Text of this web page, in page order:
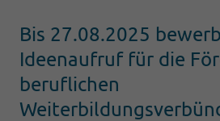
Bis 27.08.2025
Ideenaufruf für die
beruflichen